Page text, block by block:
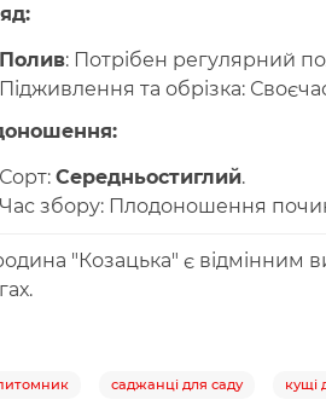
Полив: Потрібен регулярний
Підживлення та обрізка:
:
Сорт: Середньостиглий.
Час збору: Плодоношення
"Козацька" є відмінним
саджанці для саду кущі